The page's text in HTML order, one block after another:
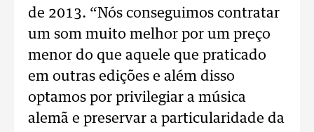
de 2013. “Nós conseguimos contratar
um som muito melhor por um preço
menor do que aquele que praticado
em outras edições e além disso
optamos por privilegiar a música
alemã e preservar a particularidade da